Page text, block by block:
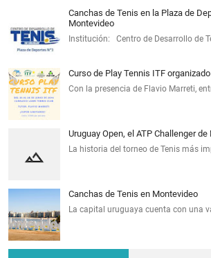
Canchas de Tenis en la Plaza de
Montevideo
Institución: Centro de Desarrollo de
Curso de Play Tennis ITF
Con la presencia de Flavio Marreti,
Uruguay Open, el ATP Challenger
La historia del torneo de Tenis más
Canchas de Tenis en Montevideo
La capital uruguaya cuenta con una